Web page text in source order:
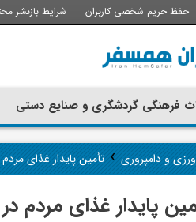
حفظ حریم شخصی کاربران شرایط بازنشر
فرهنگی گردشگری و صنایع دستی
و دامپروری›تأمین پایدار غذای
پایدار غذای